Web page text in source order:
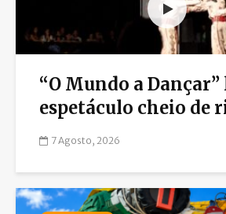
“O Mundo a
espetáculo cheio de
7 Agosto, 2026